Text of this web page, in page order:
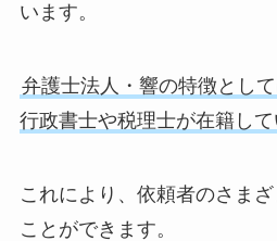
います。
弁護士法人・響の特徴とし
行政書士や税理士が在籍して
これにより、依頼者のさま
ことができます。